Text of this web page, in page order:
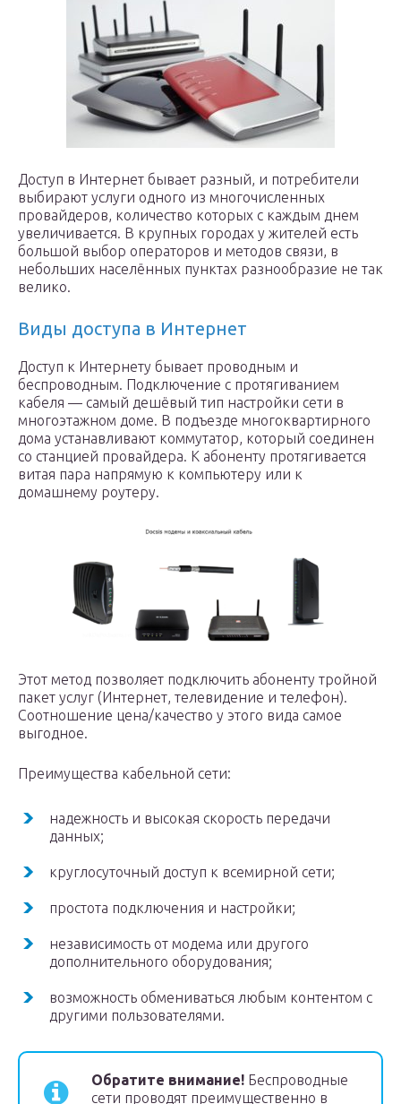
Доступ в Интернет бывает разный, и потребители
выбирают услуги одного из многочисленных
провайдеров, количество которых с каждым днем
увеличивается. В крупных городах у жителей есть
большой выбор операторов и методов связи, в
небольших населённых пунктах разнообразие не так
велико.
Виды доступа в Интернет
Доступ к Интернету бывает проводным и
беспроводным. Подключение с протягиванием
кабеля — самый дешёвый тип настройки сети в
многоэтажном доме. В подъезде многоквартирного
дома устанавливают коммутатор, который соединен
со станцией провайдера. К абоненту протягивается
витая пара напрямую к компьютеру или к
домашнему роутеру.
Этот метод позволяет подключить абоненту тройной
пакет услуг (Интернет, телевидение и телефон).
Соотношение цена/качество у этого вида самое
выгодное.
Преимущества кабельной сети:
надежность и высокая скорость передачи
данных;
круглосуточный доступ к всемирной сети;
простота подключения и настройки;
независимость от модема или другого
дополнительного оборудования;
возможность обмениваться любым контентом с
другими пользователями.
Обратите внимание! Беспроводные
сети проводят преимущественно в